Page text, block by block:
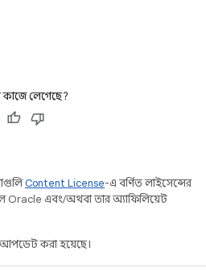
কাজে লেগেছে?
Content License-এ বর্ণিত লাইসেন্সের
Oracle এবং/অথবা তার অ্যাফিলিয়েট
করা হয়েছে।